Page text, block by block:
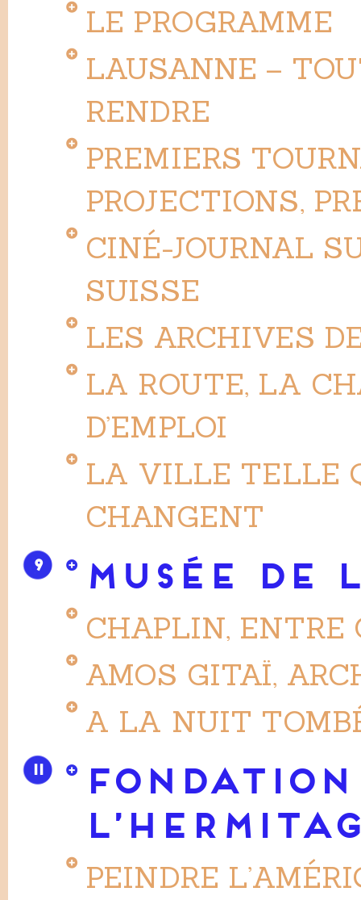
LE PROGRAMME
LAUSANNE –
RENDRE
PREMIERS
PROJECTIONS,
CINÉ-JOURNAL
SUISSE
LES ARCHIVES
LA ROUTE, LA
D’EMPLOI
LA VILLE TELLE
CHANGENT
9 MUSÉE DE
CHAPLIN, ENTRE
AMOS GITAÏ,
A LA NUIT
11
PEINDRE